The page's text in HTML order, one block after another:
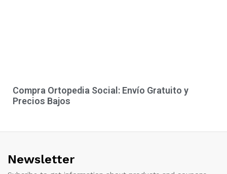
Compra Ortopedia Social: Envío Gratuito y
Precios Bajos
Newsletter